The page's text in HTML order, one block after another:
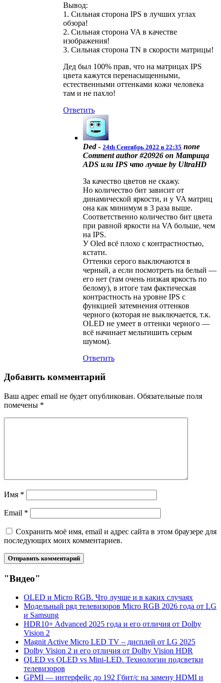
Вывод:
1. Сильная сторона IPS в лучших углах
обзора!
2. Сильная сторона VA в качестве
изображения!
3. Сильная сторона TN в скорости матрицы!
Дед был 100% прав, что на матрицах IPS
цвета кажутся перенасыщенными,
естественными оттенками кожи человека
там и не пахло!
Ответить
Ded - 24th Сентябрь 2022 в 22:35 none
Comment author #20926 on Матрица
ADS или IPS что лучше by UltraHD
За качество цветов не скажу.
Но количество бит зависит от
динамической яркости, и у VA матриц
она как минимум в 3 раза выше.
Соответственно количество бит цвета
при равной яркости на VA больше, чем
на IPS.
У Oled всё плохо с контрастностью,
кстати.
Оттенки серого выключаются в
черный, а если посмотреть на белый —
его нет (там очень низкая яркость по
белому), в итоге там фактическая
контрастность на уровне IPS с
функцией затемнения оттенков
черного (которая не выключается, т.к.
OLED не умеет в оттенки черного —
всё начинает мельтишить серым
шумом).
Ответить
Добавить комментарий
Ваш адрес email не будет опубликован. Обязательные поля
помечены *
Имя *
Email *
Сохранить моё имя, email и адрес сайта в этом браузере для
последующих моих комментариев.
"Видео"
OLED и Micro RGB. Что лучше и в каких случаях
Модельный ряд телевизоров Micro RGB 2026 года от LG
и Samsung
HDR10+ Advanced 2025 года и его отличия от Dolby
Vision 2
Magnit Active Micro LED TV – дисплей от LG 2025
Dolby Vision 2 и его отличия от Dolby Vision HDR
QLED vs OLED vs Mini-LED. Технологии подсветки
телевизоров
GPMI — интерфейс до 192 Гбит/с на замену HDMI и